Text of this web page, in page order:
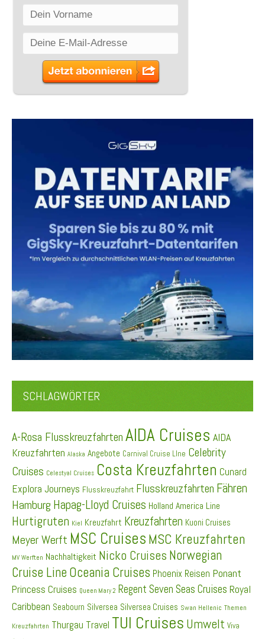
SCHLAGWÖRTER
A-Rosa Flusskreuzfahrten AIDA Cruises AIDA
Kreuzfahrten Alaska Angebote Carnival Cruise LIne Celebrity
Cruises Celestyal Cruises Costa Kreuzfahrten Cunard
Explora Journeys Flusskreuzfahrt Flusskreuzfahrten Fähren
Hamburg Hapag-Lloyd Cruises Holland America Line
Hurtigruten Kiel Kreuzfahrt Kreuzfahrten Kuoni Cruises
Meyer Werft MSC Cruises MSC Kreuzfahrten
MV Werften Nachhaltigkeit Nicko Cruises Norwegian
Cruise Line Oceania Cruises Phoenix Reisen Ponant
Princess Cruises Queen Mary 2 Regent Seven Seas Cruises Royal
Caribbean Seabourn Silversea Silversea Cruises Swan Hellenic Themen
Kreuzfahrten Thurgau Travel TUI Cruises Umwelt Viva